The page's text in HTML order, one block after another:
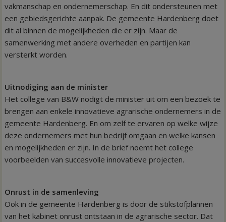
vakmanschap en ondernemerschap. En dit ondersteunen met
een gebiedsgerichte aanpak. De gemeente Hardenberg doet
dit al binnen de mogelijkheden die er zijn. Maar de
samenwerking met andere overheden en partijen kan
versterkt worden.
Uitnodiging aan de minister
Het college van B&W nodigt de minister uit om een bezoek te
brengen aan enkele innovatieve agrarische ondernemers in de
gemeente Hardenberg. En om zelf te ervaren op welke wijze
deze ondernemers met hun bedrijf omgaan en welke kansen
en mogelijkheden er zijn. In de brief noemt het college
voorbeelden van succesvolle innovatieve projecten.
Onrust in de samenleving
Ook in de gemeente Hardenberg is door de stikstofplannen
van het kabinet onrust ontstaan in de agrarische sector. Dat